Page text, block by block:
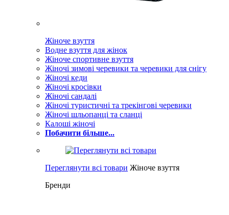
Жіноче взуття
Водне взуття для жінок
Жіноче спортивне взуття
Жіночі зимові черевики та черевики для снігу
Жіночі кеди
Жіночі кросівки
Жіночі сандалі
Жіночі туристичні та трекінгові черевики
Жіночі шльопанці та сланці
Калоші жіночі
Побачити більше...
Переглянути всі товари Жіноче взуття
Бренди